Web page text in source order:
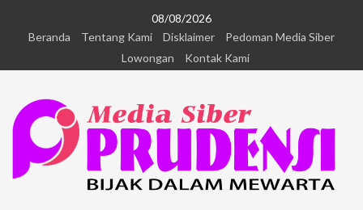
08/08/2026
Beranda
Tentang Kami Disklaimer
Pedoman Media Siber
Lowongan
Kontak Kami